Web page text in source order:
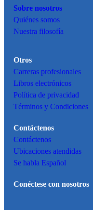
Sobre nosotros
Quiénes somos
Nuestra filosofía
Otros
Carreras profesionales
Libros electrónicos
Política de privacidad
Términos y Condiciones
Contáctenos
Contáctenos
Ubicaciones atendidas
Se habla Español
Conéctese con nosotros